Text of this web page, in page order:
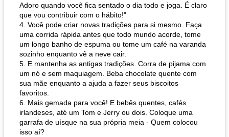
Adoro quando você fica sentado o dia todo e joga. É claro
que vou contribuir com o hábito!"
4. Você pode criar novas tradições para si mesmo. Faça
uma corrida rápida antes que todo mundo acorde, tome
um longo banho de espuma ou tome um café na varanda
sozinho enquanto vê a neve cair.
5. E mantenha as antigas tradições. Corra de pijama com
um nó e sem maquiagem. Beba chocolate quente com
sua mãe enquanto a ajuda a fazer seus biscoitos
favoritos.
6. Mais gemada para você! E bebês quentes, cafés
irlandeses, até um Tom e Jerry ou dois. Coloque uma
garrafa de uísque na sua própria meia - Quem colocou
isso aí?